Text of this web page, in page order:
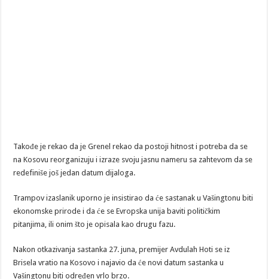
Takođe je rekao da je Grenel rekao da postoji hitnost i potreba da se
na Kosovu reorganizuju i izraze svoju jasnu nameru sa zahtevom da se
redefiniše još jedan datum dijaloga.
Trampov izaslanik uporno je insistirao da će sastanak u Vašingtonu biti
ekonomske prirode i da će se Evropska unija baviti političkim
pitanjima, ili onim što je opisala kao drugu fazu.
Nakon otkazivanja sastanka 27. juna, premijer Avdulah Hoti se iz
Brisela vratio na Kosovo i najavio da će novi datum sastanka u
Vašingtonu biti određen vrlo brzo.